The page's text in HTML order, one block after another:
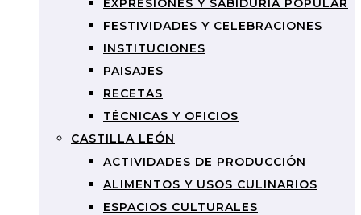
EXPRESIONES Y SABIDURÍA POPULAR
FESTIVIDADES Y CELEBRACIONES
INSTITUCIONES
PAISAJES
RECETAS
TÉCNICAS Y OFICIOS
CASTILLA LEÓN
ACTIVIDADES DE PRODUCCIÓN
ALIMENTOS Y USOS CULINARIOS
ESPACIOS CULTURALES